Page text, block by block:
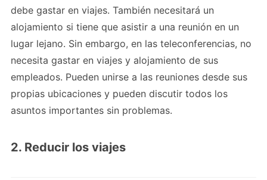
debe gastar en viajes. También necesitará un
alojamiento si tiene que asistir a una reunión en un
lugar lejano. Sin embargo, en las teleconferencias, no
necesita gastar en viajes y alojamiento de sus
empleados. Pueden unirse a las reuniones desde sus
propias ubicaciones y pueden discutir todos los
asuntos importantes sin problemas.
2. Reducir los viajes